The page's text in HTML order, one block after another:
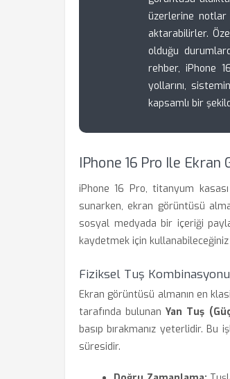
üzerlerine notlar
aktarabilirler.
olduğu
rehber, iPhone
yollarını,
kapsamlı bir
IPhone 16 Pro Ile Ekran
iPhone 16 Pro, titanyum
sunarken, ekran görüntüsü
sosyal medyada bir içeriği
kaydetmek için
Fiziksel Tuş
Ekran görüntüsü almanın en
tarafında bulunanYan Tuş
basıp bırakmanız yeterlidir. Bu
süresidir.